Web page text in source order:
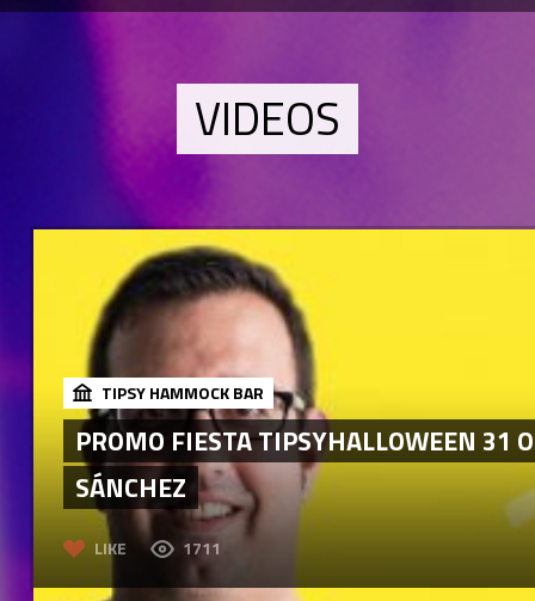
VIDEOS
TIPSY HAMMOCK BAR
PROMO FIESTA TIPSYHALLOWEEN 31
SÁNCHEZ
LIKE 1711